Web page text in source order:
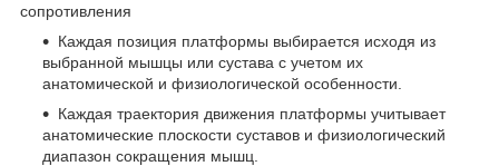
сопротивления
Каждая позиция платформы выбирается исходя из
выбранной мышцы или сустава с учетом их
анатомической и физиологической особенности.
Каждая траектория движения платформы учитывает
анатомические плоскости суставов и физиологический
диапазон сокращения мышц.